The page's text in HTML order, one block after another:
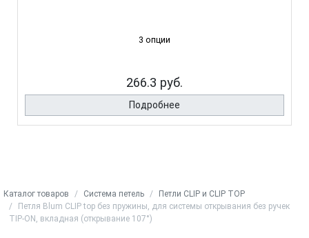
3 опции
266.3 руб.
Подробнее
Каталог товаров Система петель
Петли CLIP и CLIP TOP
Петля Blum CLIP top без пружины, для системы открывания без ручек
TIP-ON, вкладная (открывание 107°)